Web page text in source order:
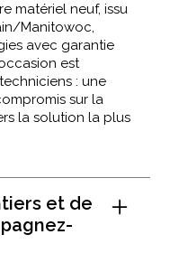
matériel neuf, issu
Manitowoc,
avec garantie
est
: une
sur la
la solution la plus
et de